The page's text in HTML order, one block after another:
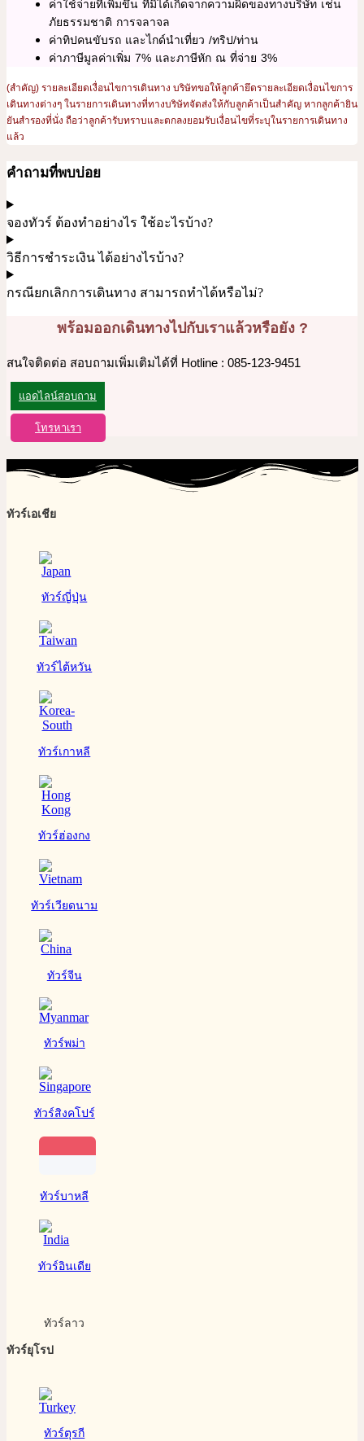
ค่าใช้จ่ายที่เพิ่มขึ้น ที่มิได้เกิดจากความผิดของทางบริษัท เช่น
ภัยธรรมชาติ การจลาจล
ค่าทิปคนขับรถ และไกด์นำเที่ยว /ทริป/ท่าน
ค่าภาษีมูลค่าเพิ่ม 7% และภาษีหัก ณ ที่จ่าย 3%
(สำคัญ) รายละเอียดเงื่อนไขการเดินทาง บริษัทขอให้ลูกค้ายึดรายละเอียดเงื่อนไขการ
เดินทางต่างๆ ในรายการเดินทางที่ทางบริษัทจัดส่งให้กับลูกค้าเป็นสำคัญ หากลูกค้ายิน
ยันสำรองที่นั่ง ถือว่าลูกค้ารับทราบและตกลงยอมรับเงื่อนไขที่ระบุในรายการเดินทาง
แล้ว
คำถามที่พบบ่อย
จองทัวร์ ต้องทำอย่างไร ใช้อะไรบ้าง?
วิธีการชำระเงิน ได้อย่างไรบ้าง?
กรณียกเลิกการเดินทาง สามารถทำได้หรือไม่?
พร้อมออกเดินทางไปกับเราแล้วหรือยัง ?
สนใจติดต่อ สอบถามเพิ่มเติมได้ที่ Hotline : 085-123-9451
แอดไลน์สอบถาม
โทรหาเรา
ทัวร์เอเชีย
ทัวร์ญี่ปุ่น
ทัวร์ไต้หวัน
ทัวร์เกาหลี
ทัวร์ฮ่องกง
ทัวร์เวียดนาม
ทัวร์จีน
ทัวร์พม่า
ทัวร์สิงคโปร์
ทัวร์บาหลี
ทัวร์อินเดีย
ทัวร์ลาว
ทัวร์ยุโรป
ทัวร์ตุรกี